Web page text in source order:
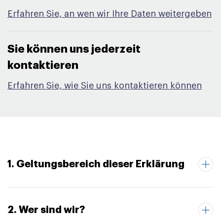
Erfahren Sie, an wen wir Ihre Daten weitergeben
Sie können uns jederzeit
kontaktieren​
Erfahren Sie, wie Sie uns kontaktieren können
1. Geltungsbereich dieser Erklärung
2. Wer sind wir?